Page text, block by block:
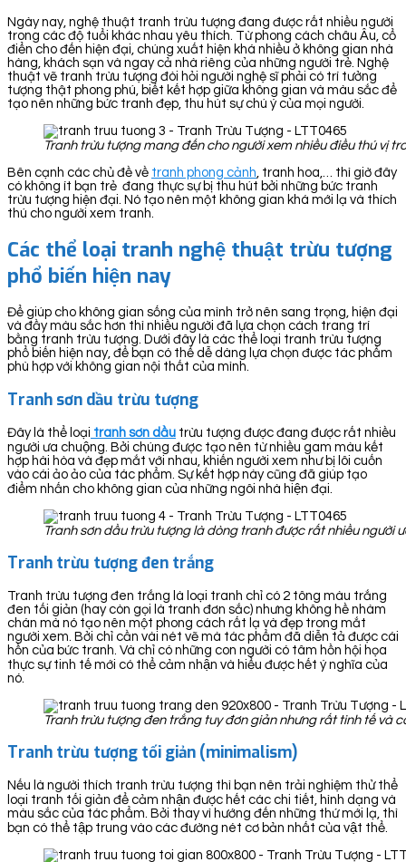
Ngày nay, nghệ thuật tranh trừu tượng đang được rất nhiều người
trong các độ tuổi khác nhau yêu thích. Từ phong cách châu Âu, cổ
điển cho đến hiện đại, chúng xuất hiện khá nhiều ở không gian nhà
hàng, khách sạn và ngay cả nhà riêng của những người trẻ. Nghệ
thuật vẽ tranh trừu tượng đòi hỏi người nghệ sĩ phải có trí tưởng
tượng thật phong phú, biết kết hợp giữa không gian và màu sắc để
tạo nên những bức tranh đẹp, thu hút sự chú ý của mọi người.
Tranh trừu tượng mang đến cho người xem nhiều điều thú vị
Bên cạnh các chủ đề về tranh phong cảnh , tranh hoa,… thì giờ đây
có không ít bạn trẻ đang thực sự bị thu hút bởi những bức tranh
trừu tượng hiện đại. Nó tạo nên một không gian khá mới lạ và thích
thú cho người xem tranh.
Các thể loại tranh nghệ thuật trừu tượng
phổ biến hiện nay
Để giúp cho không gian sống của mình trở nên sang trọng, hiện đại
và đầy màu sắc hơn thì nhiều người đã lựa chọn cách trang trí
bằng tranh trừu tượng. Dưới đây là các thể loại tranh trừu tượng
phổ biến hiện nay, để bạn có thể dễ dàng lựa chọn được tác phẩm
phù hợp với không gian nội thất của mình.
Tranh sơn dầu trừu tượng
Đây là thể loại tranh sơn dầu trừu tượng được đang được rất nhiều
người ưa chuộng. Bởi chúng được tạo nên từ nhiều gam màu kết
hợp hài hòa và đẹp mắt với nhau, khiến người xem như bị lôi cuốn
vào cái ảo ảo của tác phẩm. Sự kết hợp này cũng đã giúp tạo
điểm nhấn cho không gian của những ngôi nhà hiện đại.
Tranh sơn dầu trừu tượng là dòng tranh được rất nhiều người
Tranh trừu tượng đen trắng
Tranh trừu tượng đen trắng là loại tranh chỉ có 2 tông màu trắng
đen tối giản (hay còn gọi là tranh đơn sắc) nhưng không hề nhàm
chán mà nó tạo nên một phong cách rất lạ và đẹp trong mắt
người xem. Bởi chỉ cần vài nét vẽ mà tác phẩm đã diễn tả được cái
hồn của bức tranh. Và chỉ có những con người có tâm hồn hội họa
thực sự tinh tế mới có thể cảm nhận và hiểu được hết ý nghĩa của
nó.
Tranh trừu tượng đen trắng tuy đơn giản nhưng rất tinh tế và
Tranh trừu tượng tối giản (minimalism)
Nếu là người thích tranh trừu tượng thì bạn nên trải nghiệm thử thể
loại tranh tối giản để cảm nhận được hết các chi tiết, hình dạng và
màu sắc của tác phẩm. Bởi thay vì hướng đến những thứ mới lạ, thì
bạn có thể tập trung vào các đường nét cơ bản nhất của vật thể.